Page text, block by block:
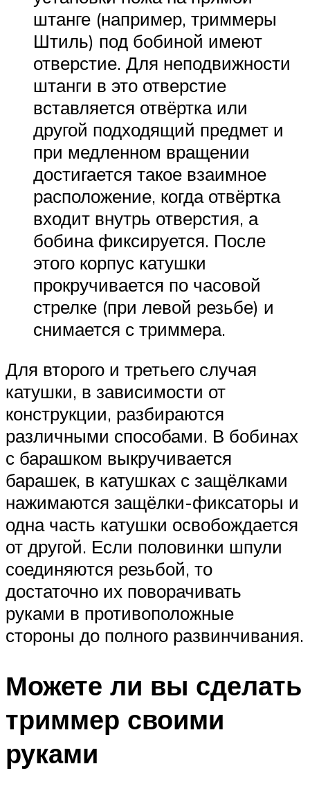
штанге (например, триммеры
Штиль) под бобиной имеют
отверстие. Для неподвижности
штанги в это отверстие
вставляется отвёртка или
другой подходящий предмет и
при медленном вращении
достигается такое взаимное
расположение, когда отвёртка
входит внутрь отверстия, а
бобина фиксируется. После
этого корпус катушки
прокручивается по часовой
стрелке (при левой резьбе) и
снимается с триммера.
Для второго и третьего случая
катушки, в зависимости от
конструкции, разбираются
различными способами. В бобинах
с барашком выкручивается
барашек, в катушках с защёлками
нажимаются защёлки-фиксаторы и
одна часть катушки освобождается
от другой. Если половинки шпули
соединяются резьбой, то
достаточно их поворачивать
руками в противоположные
стороны до полного развинчивания.
Можете ли вы сделать
триммер своими
руками